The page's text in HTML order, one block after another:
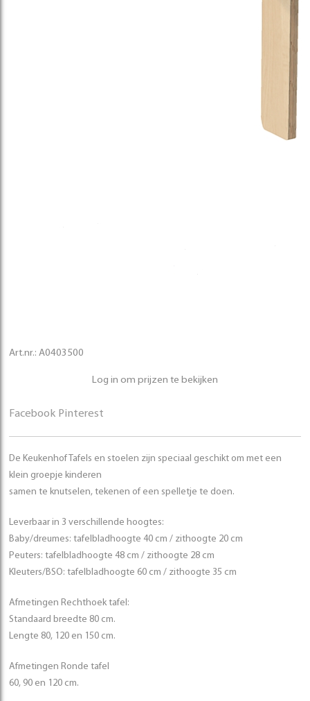
Art.nr.: A0403500
Log in om prijzen te bekijken
Facebook Pinterest
De Keukenhof Tafels en stoelen zijn speciaal geschikt om met een
klein groepje kinderen
samen te knutselen, tekenen of een spelletje te doen.
Leverbaar in 3 verschillende hoogtes:
Baby/dreumes: tafelbladhoogte 40 cm / zithoogte 20 cm
Peuters: tafelbladhoogte 48 cm / zithoogte 28 cm
Kleuters/BSO: tafelbladhoogte 60 cm / zithoogte 35 cm
Afmetingen Rechthoek tafel:
Standaard breedte 80 cm.
Lengte 80, 120 en 150 cm.
Afmetingen Ronde tafel
60, 90 en 120 cm.